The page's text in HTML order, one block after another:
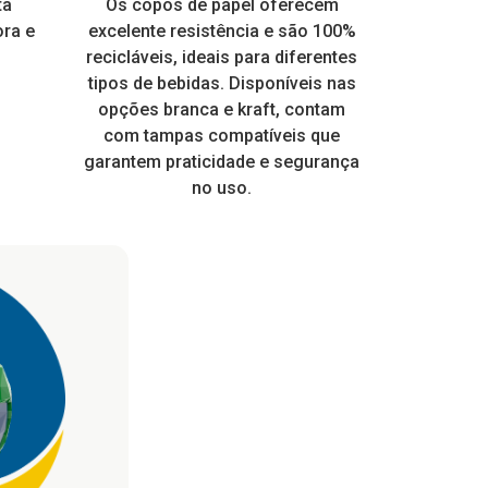
frangueira EPS
Personalize para dar um toque
especial nas suas embalagens
EPS.
e
Perfeito para todo tipo de festa.
Brilha na Luz Negra ou Neon
muito
e
a dia
Os copos de papel oferecem
excelente resistência e são 100%
recicláveis, ideais para diferentes
tipos de bebidas. Disponíveis nas
opções branca e kraft, contam
com tampas compatíveis que
garantem praticidade e segurança
no uso.